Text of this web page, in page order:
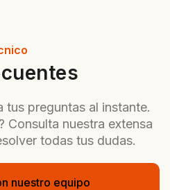
tus preguntas al instante.
Consulta nuestra extensa
todas tus dudas.
nuestro equipo